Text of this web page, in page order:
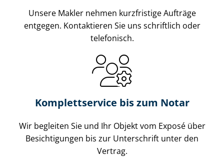
Unsere Makler nehmen kurzfristige Aufträge
entgegen. Kontaktieren Sie uns schriftlich oder
telefonisch.
Komplettservice bis zum Notar
Wir begleiten Sie und Ihr Objekt vom Exposé über
Besichtigungen bis zur Unterschrift unter den
Vertrag.